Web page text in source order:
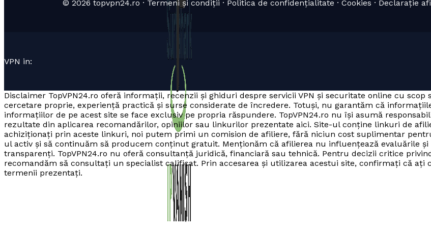
© 2026 topvpn24.ro · Termeni și condiții · Politica de confidențialitate · Cookies · Declarație
VPN in:
Disclaimer TopVPN24.ro oferă informații, recenzii și ghiduri despre servicii VPN și securitate online cu
cercetare proprie, experiență practică și surse considerate de încredere. Totuși, nu garantăm că
informațiilor de pe acest site se face exclusiv pe propria răspundere. TopVPN24.ro nu își asumă
rezultate din aplicarea recomandărilor, opiniilor sau linkurilor prezentate aici. Site-ul conține linkuri de
achiziționați prin aceste linkuri, noi putem primi un comision de afiliere, fără niciun cost suplimentar
ul activ și să continuăm să producem conținut gratuit. Menționăm că afilierea nu influențează evaluările
transparenți. TopVPN24.ro nu oferă consultanță juridică, financiară sau tehnică. Pentru decizii critice
recomandăm să consultați un specialist calificat. Prin accesarea și utilizarea acestui site, confirmați că
termenii prezentați.